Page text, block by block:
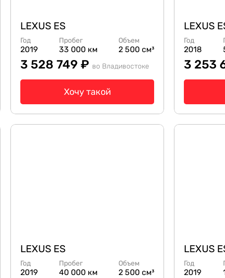
LEXUS ES
Год
2019
Пробег
33 000 км
Объем
2 500 см³
3 528 749 ₽ во Владивостоке
Хочу такой
LEXUS
Год
2018
3 253
LEXUS ES
Год
2019
Пробег
40 000 км
Объем
2 500 см³
LEXUS
Год
2019